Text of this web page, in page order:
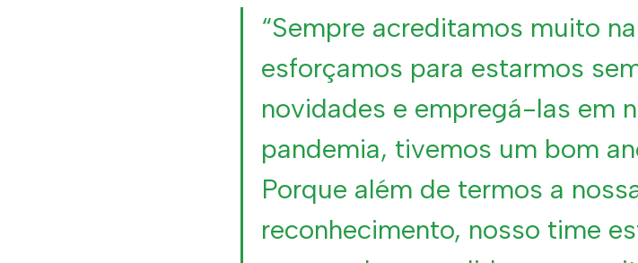
“Sempre acreditamos muito
esforçamos para estarmos
novidades e empregá-las em
pandemia, tivemos um bom
Porque além de termos a
reconhecimento, nosso time